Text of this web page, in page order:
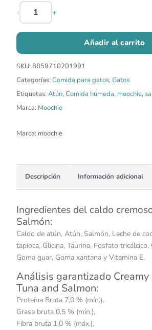
- +
Añadir al carrito
SKU: 8859710201991
Categorías: Comida para gatos,Gatos
Etiquetas: Atún,Comida húmeda, moochie,
Marca: Moochie
Marca: moochie
Descripción Información adicional
Ingredientes del caldo
Salmón:
Caldo de atún, Atún, Salmón, Leche de
tapioca, Glicina, Taurina, Fosfato
Goma guar, Goma xantana y Vitamina E.
Análisis garantizado
Tuna and Salmon:
Proteína Bruta 7,0 % (mín.),
Grasa bruta 0,5 % (mín.),
Fibra bruta 1,0 % (máx.),